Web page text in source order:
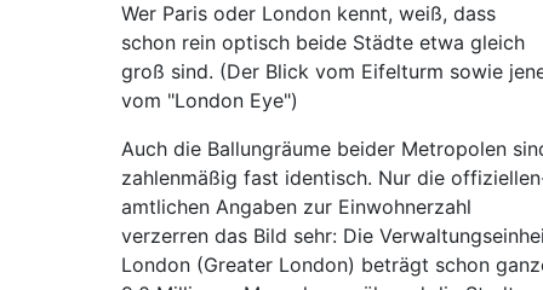
Wer Paris oder London kennt, weiß, dass
schon rein optisch beide Städte etwa gleich
groß sind. (Der Blick vom Eifelturm sowie
vom "London Eye")
Auch die Ballungräume beider Metropolen
zahlenmäßig fast identisch. Nur die
amtlichen Angaben zur Einwohnerzahl
verzerren das Bild sehr: Die
London (Greater London) beträgt schon